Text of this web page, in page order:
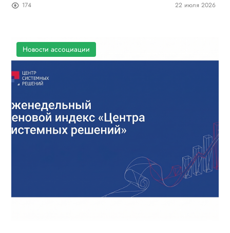
174 22 июля 2026
Новости ассоциации